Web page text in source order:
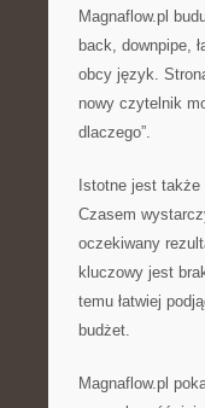
Magnaflow.pl
back, downpipe,
obcy język.
nowy czytelnik
dlaczego”.
Istotne jest
Czasem
oczekiwany
kluczowy jest
temu łatwiej
budżet.
Magnaflow.pl